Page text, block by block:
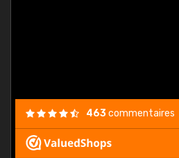
463commentaires